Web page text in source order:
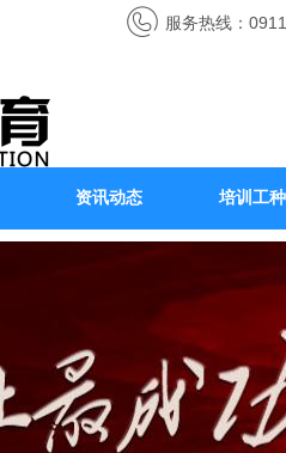
服务热线：
资讯动态 培训工种